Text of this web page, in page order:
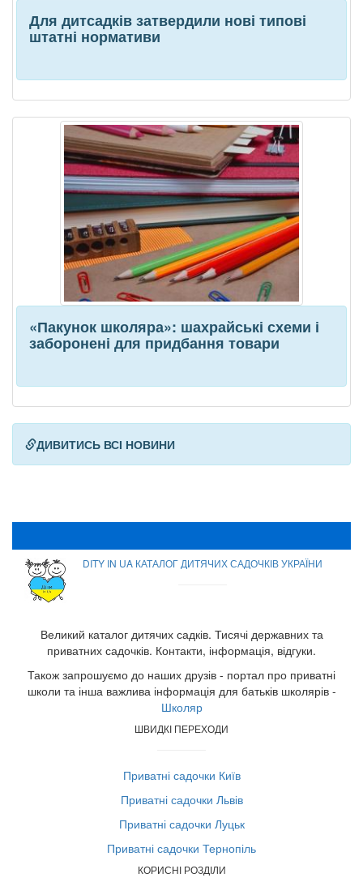
Для дитсадків затвердили нові типові
штатні нормативи
«Пакунок школяра»: шахрайські схеми і
заборонені для придбання товари
ДИВИТИСЬ ВСІ НОВИНИ
DITY IN UA КАТАЛОГ ДИТЯЧИХ САДОЧКІВ УКРАЇНИ
Великий каталог дитячих садків. Тисячі державних та
приватних садочків. Контакти, інформація, відгуки.
Також запрошуємо до наших друзів - портал про приватні
школи та інша важлива інформація для батьків школярів -
Школяр
ШВИДКІ ПЕРЕХОДИ
Приватні садочки Київ
Приватні садочки Львів
Приватні садочки Луцьк
Приватні садочки Тернопіль
КОРИСНІ РОЗДІЛИ